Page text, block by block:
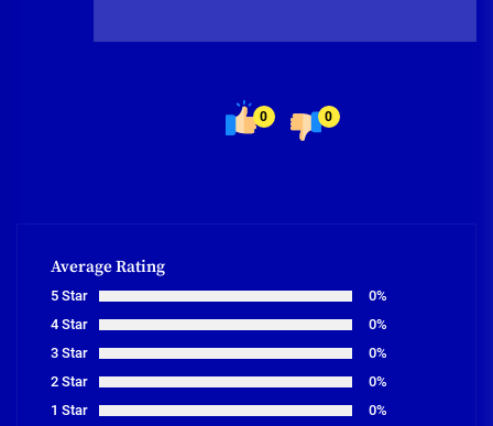
0 0
Average Rating
5 Star
0%
4 Star
0%
3 Star
0%
2 Star
0%
1 Star
0%